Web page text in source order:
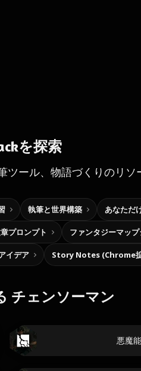
を探索
ール、物語づくりのリソ
執筆と世界構築 あなただ
プロンプト ファンタジーマッ
イデア Story Notes (Chrome
チェンソーマン
悪魔